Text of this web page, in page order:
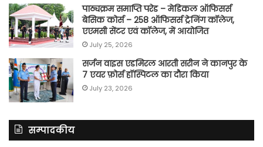
पाठ्यक्रम समाप्ति परेड – मेडिकल ऑफिसर्स
बेसिक कोर्स – 258 ऑफिसर्स ट्रेनिंग कॉलेज,
एएमसी सेंटर एवं कॉलेज, में आयोजित
July 25, 2026
सर्जन वाइस एडमिरल आरती सरीन ने कानपुर के
7 एयर फ़ोर्स हॉस्पिटल का दौरा किया
July 23, 2026
सम्पादकीय